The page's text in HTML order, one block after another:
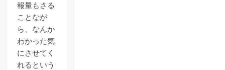
報量もさる
ことなが
ら、なんか
わかった気
にさせてく
れるという